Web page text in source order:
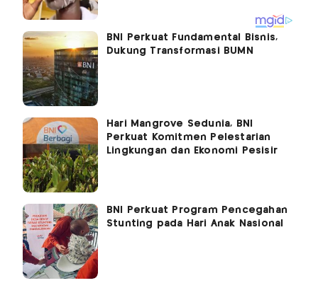
BNI Perkuat Fundamental Bisnis,
Dukung Transformasi BUMN
Hari Mangrove Sedunia, BNI
Perkuat Komitmen Pelestarian
Lingkungan dan Ekonomi Pesisir
BNI Perkuat Program Pencegahan
Stunting pada Hari Anak Nasional